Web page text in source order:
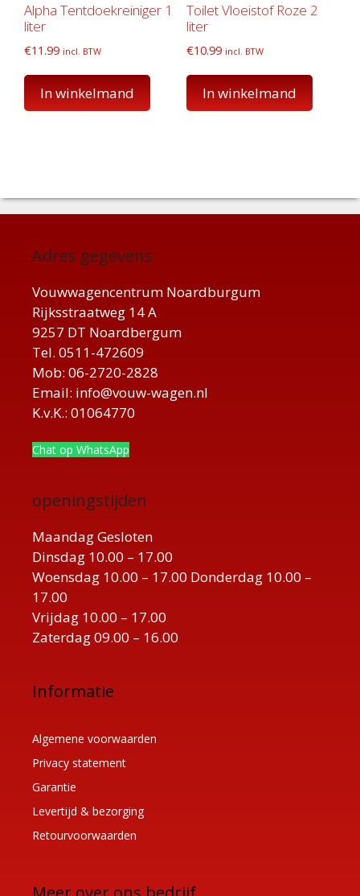
Alpha Tentdoekreiniger 1
liter
€11.99 incl. BTW
In winkelmand
Toilet Vloeistof Roze 2
liter
€10.99 incl. BTW
In winkelmand
Adres gegevens
Vouwwagencentrum Noardburgum
Rijksstraatweg 14 A
9257 DT Noardbergum
Tel. 0511-472609
Mob: 06-2720-2828
Email: info@vouw-wagen.nl
K.v.K.: 01064770
Chat op WhatsApp
openingstijden
Maandag Gesloten
Dinsdag 10.00 – 17.00
Woensdag 10.00 – 17.00 Donderdag 10.00 –
17.00
Vrijdag 10.00 – 17.00
Zaterdag 09.00 – 16.00
Informatie
Algemene voorwaarden
Privacy statement
Garantie
Levertijd & bezorging
Retourvoorwaarden